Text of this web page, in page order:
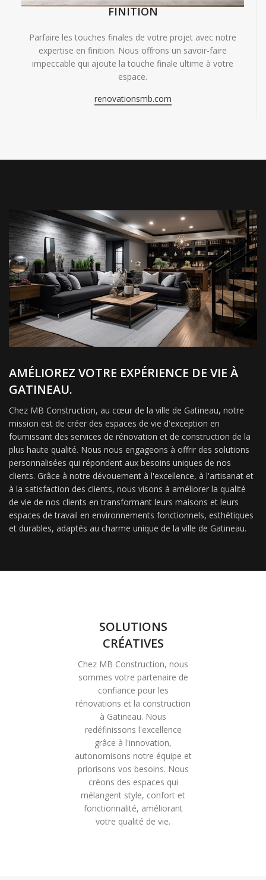
FINITION
Parfaire les touches finales de votre projet avec notre
expertise en finition. Nous offrons un savoir-faire
impeccable qui ajoute la touche finale ultime à votre
espace.
renovationsmb.com
AMÉLIOREZ VOTRE EXPÉRIENCE DE VIE À
GATINEAU.
Chez MB Construction, au cœur de la ville de Gatineau, notre
mission est de créer des espaces de vie d'exception en
fournissant des services de rénovation et de construction de la
plus haute qualité. Nous nous engageons à offrir des solutions
personnalisées qui répondent aux besoins uniques de nos
clients. Grâce à notre dévouement à l'excellence, à l'artisanat et
à la satisfaction des clients, nous visons à améliorer la qualité
de vie de nos clients en transformant leurs maisons et leurs
espaces de travail en environnements fonctionnels, esthétiques
et durables, adaptés au charme unique de la ville de Gatineau.
SOLUTIONS
CRÉATIVES
Chez MB Construction, nous
sommes votre partenaire de
confiance pour les
rénovations et la construction
à Gatineau. Nous
redéfinissons l'excellence
grâce à l'innovation,
autonomisons notre équipe et
priorisons vos besoins. Nous
créons des espaces qui
mélangent style, confort et
fonctionnalité, améliorant
votre qualité de vie.